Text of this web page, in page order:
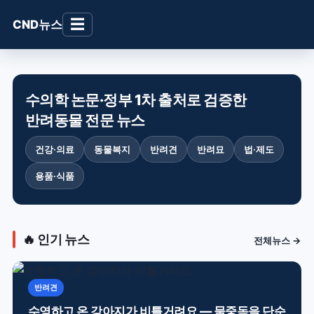
CND뉴스 ☰
수의학 논문·정부 1차 출처로 검증한
반려동물 전문 뉴스
건강·의료 동물복지 반려견 반려묘 법·제도
용품·식품
🔥 인기 뉴스 전체뉴스 →
반려견
수영하고 온 강아지가 비틀거려요 — 물중독을 단순